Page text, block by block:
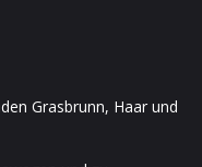
Grasbrunn, Haar und